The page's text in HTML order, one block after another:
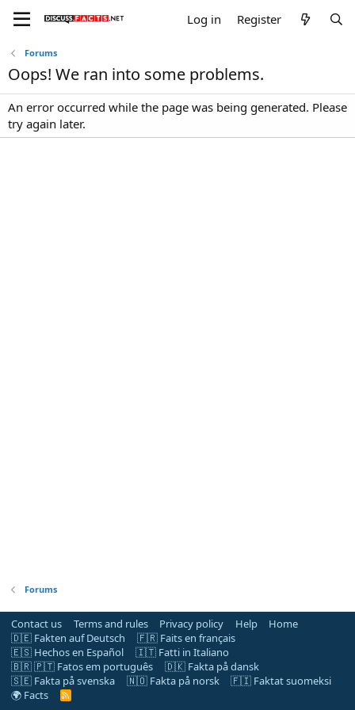
Log in Register
Forums
Oops! We ran into some problems.
An error occurred while the page was being generated. Please
try again later.
Forums
Contact us Terms and rules Privacy policy Help
Home
🇩🇪 Fakten auf Deutsch
🇫🇷 Faits en français
🇪🇸 Hechos en Español
🇮🇹 Fatti in Italiano
🇧🇷 🇵🇹 Fatos em português
🇩🇰 Fakta på dansk
🇸🇪 Fakta på svenska
🇳🇴 Fakta på norsk
🇫🇮 Faktat suomeksi
🌍 Facts
R